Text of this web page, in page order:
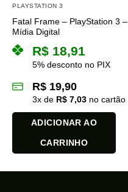
PLAYSTATION 3
Fatal Frame – PlayStation 3 –
Mídia Digital
R$ 18,91
5% desconto no PIX
R$ 19,90
3x de R$ 7,03 no cartão
ADICIONAR AO
CARRINHO